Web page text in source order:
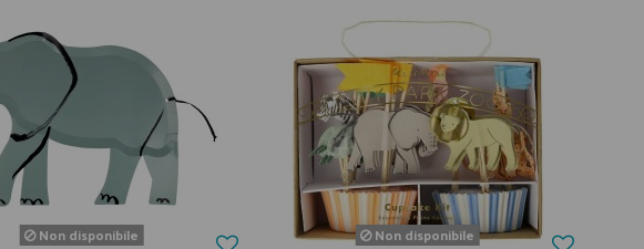
Non disponibile Non disponibile